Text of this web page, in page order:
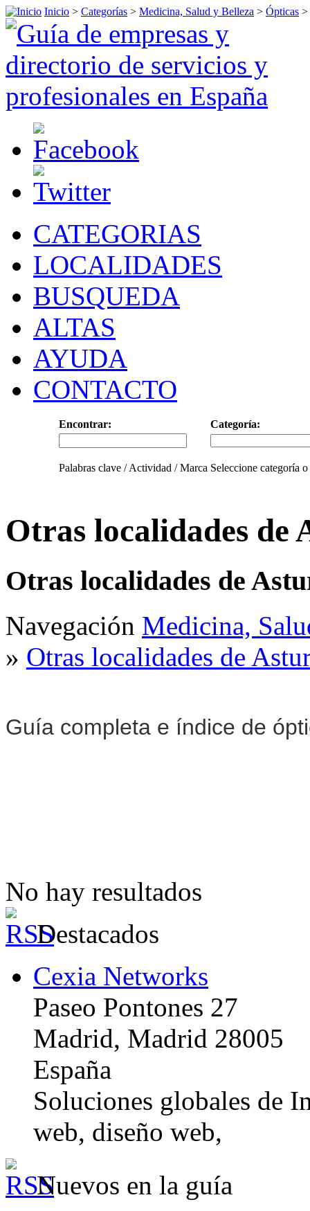
Inicio > Categorías > Medicina, Salud y Belleza > Ópticas >
CATEGORIAS
LOCALIDADES
BUSQUEDA
ALTAS
AYUDA
CONTACTO
Encontrar: Categoría:
Palabras clave / Actividad / Marca Seleccione categoría
Otras localidades de
Otras localidades de
Navegación Medicina,
» Otras localidades de
Guía completa e índice de
No hay resultados
Destacados
Cexia Networks
Paseo Pontones 27
Madrid, Madrid 28005
España
Soluciones globales de
web, diseño web,
Nuevos en la guía